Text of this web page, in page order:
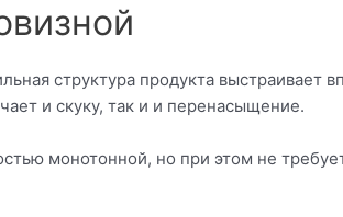
структура продукта выстраивает
и скуку, так и и перенасыщение.
монотонной, но при этом не